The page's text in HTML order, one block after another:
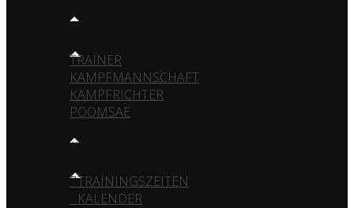
TEAM
TRAINER
KAMPFMANNSCHAFT
KAMPFRICHTER
POOMSAE
TRAINING
TRAININGSZEITEN
KALENDER